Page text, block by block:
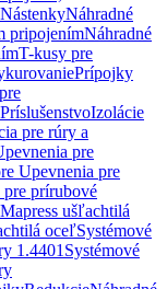
NástenkyNáhradné
pripojenímNáhradné
T-kusy pre
Prípojky
Izolácie
pre rúry a
pre
Upevnenia pre
prírubové
ušľachtilá
oceľSystémové
1.4401 Systémové